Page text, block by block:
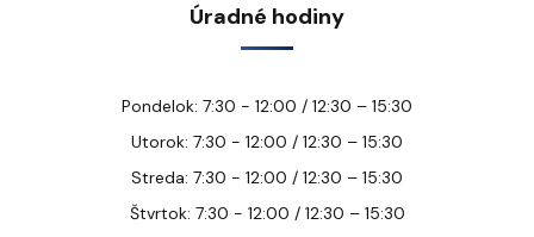
Úradné hodiny
Pondelok: 7:30 - 12:00 / 12:30 – 15:30
Utorok: 7:30 - 12:00 / 12:30 – 15:30
Streda: 7:30 - 12:00 / 12:30 – 15:30
Štvrtok: 7:30 - 12:00 / 12:30 – 15:30